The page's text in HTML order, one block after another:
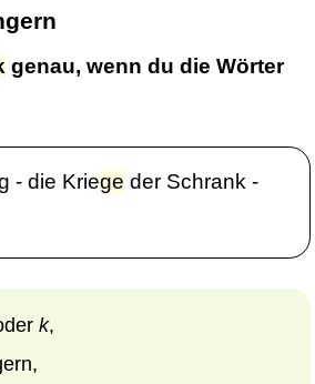
genau, wenn du die Wörter
- die Kriege der Schrank -
k,